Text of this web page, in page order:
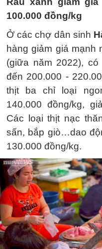
100.000 đồng/kg
Ở các chợ dân sinh
hàng giảm giá mạnh
(giữa năm 2022),
đến 200.000 -
thịt ba chỉ loại
140.000 đồng/kg,
Các loại thịt nạc
sấn, bắp giò…dao
130.000 đồng/kg.